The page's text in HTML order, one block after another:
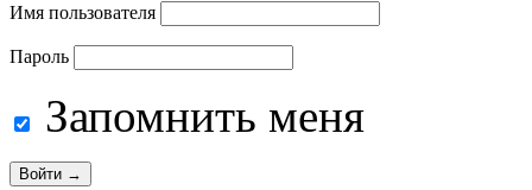
Имя пользователя
Пароль
Запомнить меня